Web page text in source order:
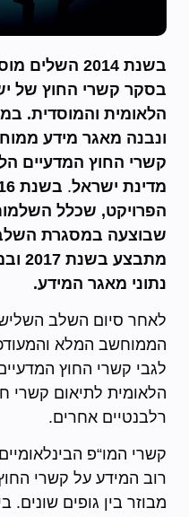
בשנת 2014
בסקר קשרי החוץ של
הלאומית והמוסדית.
ונבנה מאגר מידע
קשרי החוץ המדעיים
מדינת ישראל.
הפרויקט, שכלל
שבוצעה במסגרת
נתוני מאגר המידע.
לאחר סיום השלב
הממוחשב המלא
לגבי קשרי החוץ
הלאומית לתיאום קשרי
רלבנטיים אחרים.
קשרי המו“פ
רוב המידע על קשרי
מבוזר בין גופים שונים.